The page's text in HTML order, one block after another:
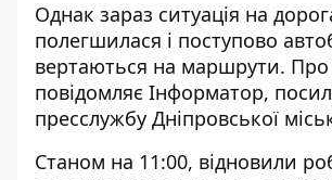
Однак зараз ситуація на
полегшилася і поступово
вертаються на маршрути.
повідомляє Інформатор,
пресслужбу Дніпровської
Станом на 11:00, відновили